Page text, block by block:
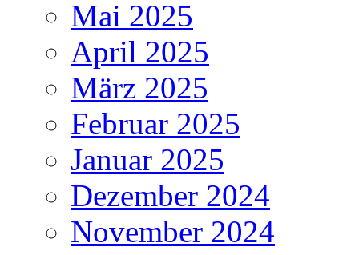
Mai 2025
April 2025
März 2025
Februar 2025
Januar 2025
Dezember 2024
November 2024